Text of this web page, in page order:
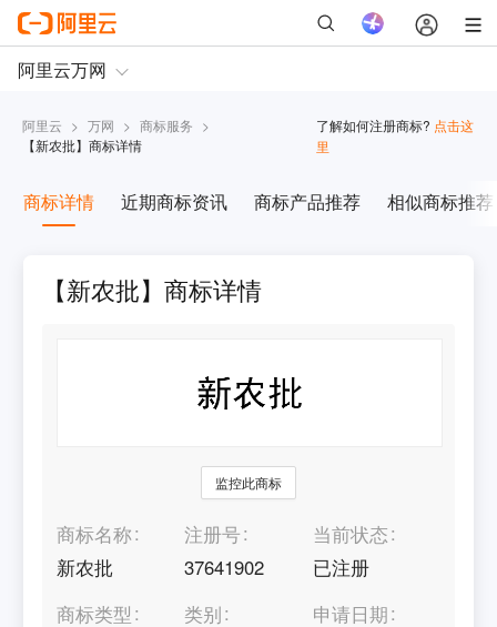
阿里云 > 万网 > 商标服务 >
【新农批】商标详情
了解如何注册商标? 点击这
里
商标详情 近期商标资讯 商标产品推荐 相似商标推荐
【新农批】商标详情
监控此商标
商标名称
新农批
注册号
37641902
当前状态
已注册
商标类型
类别
申请日期